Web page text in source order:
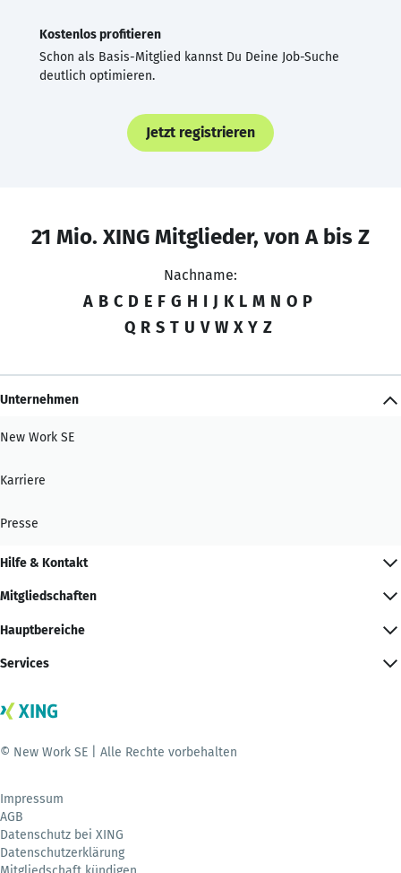
Kostenlos profitieren
Schon als Basis-Mitglied kannst Du Deine Job-Suche
deutlich optimieren.
Jetzt registrieren
21 Mio. XING Mitglieder, von A bis Z
Nachname:
A B C D E F G H I J K L M N O P
Q R S T U V W X Y Z
Unternehmen
New Work SE
Karriere
Presse
Hilfe & Kontakt
Mitgliedschaften
Hauptbereiche
Services
© New Work SE | Alle Rechte vorbehalten
Impressum
AGB
Datenschutz bei XING
Datenschutzerklärung